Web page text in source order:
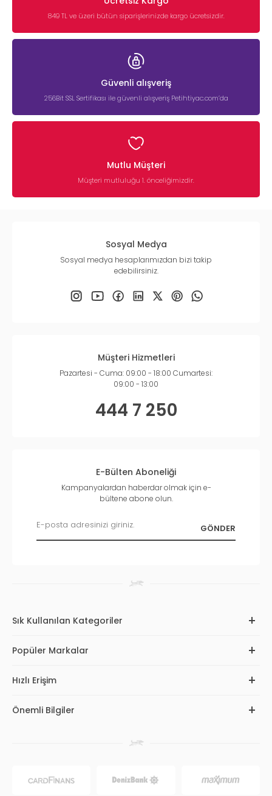
849 TL ve üzeri bütün siparişlerinizde kargo ücretsizdir.
Güvenli alışveriş
256Bit SSL Sertifikası ile güvenli alışveriş Petihtiyac.com’da
Mutlu Müşteri
Müşteri mutluluğu 1. önceliğimizdir.
Sosyal Medya
Sosyal medya hesaplarımızdan bizi takip
edebilirsiniz.
Müşteri Hizmetleri
Pazartesi - Cuma: 09:00 - 18:00 Cumartesi:
09:00 - 13:00
444 7 250
E-Bülten Aboneliği
Kampanyalardan haberdar olmak için e-
bültene abone olun.
Sık Kullanılan Kategoriler
Popüler Markalar
Hızlı Erişim
Önemli Bilgiler